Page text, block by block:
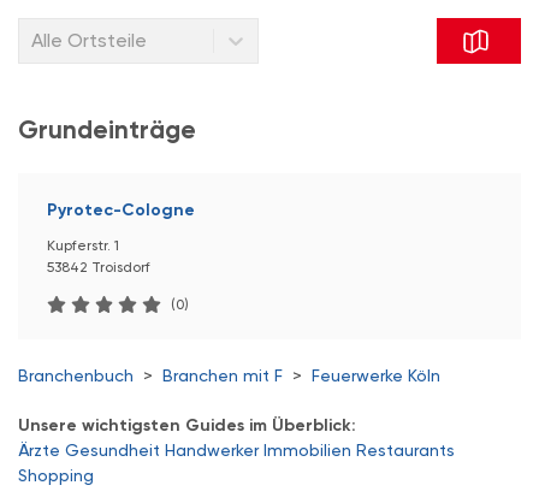
Alle Ortsteile
Grundeinträge
Pyrotec-Cologne
Kupferstr. 1
53842 Troisdorf
(0)
Branchenbuch > Branchen mit F > Feuerwerke Köln
Unsere wichtigsten Guides im Überblick:
Ärzte Gesundheit Handwerker Immobilien Restaurants
Shopping